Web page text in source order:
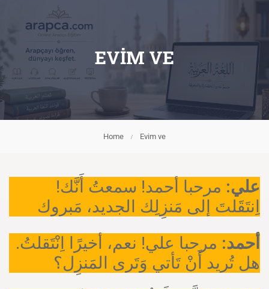
Home Evim ve
EVIM VE
! علي: مرحبا أحمد! سمعتُ أَنَّك
اِنتَقَلتَ إلى مَنزِلِك الجديد، مَبروك
أحمد: مرحبا علي! نعم، أخيرًا اِنْتَقلتُ.
هل تُريد أَنْ تَأتي وَتَرى المَنزِل؟